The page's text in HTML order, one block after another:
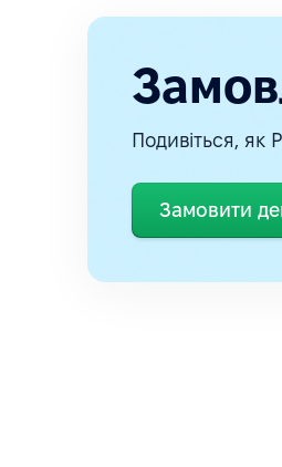
Подивіться, як
Замовити